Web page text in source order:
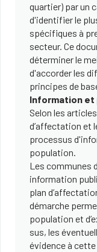
quartier) par un
d'identifier le
spécifiques à
secteur. Ce
déterminer le
d'accorder les
principes de
Information
Selon les articles
d’affectation et
processus
population.
Les communes
information
plan
démarche
population et
sus, les
évidence à